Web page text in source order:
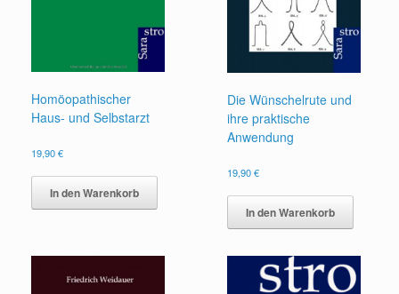
Homöopathischer
Haus- und Selbstarzt
19,90€
In den Warenkorb
Die Wünschelrute und
ihre praktische
Anwendung
19,90€
In den Warenkorb